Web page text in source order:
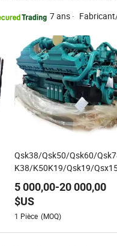
7 ans ·
Qsk38/Qsk50/Qsk60/
K38/K50K19/Qsk19/
/Nta855/N14genuine
Qsk60/Qsk19/Qsk23
Moteurs marins Groupes
électrogènes Puissance de
30kw-3500kw & Pièces
5 000,00-20 000,00
$US
1 Pièce (MOQ)